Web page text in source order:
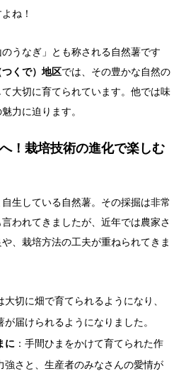
ね！
うなぎ」とも称される自然薯です
くで）地区では、その豊かな自然の
大切に育てられています。他では味
力に迫ります。
！栽培技術の進化で楽しむ
生している自然薯。その採掘は非常
われてきましたが、近年では農家さ
、栽培方法の工夫が重ねられてきま
大切に畑で育てられるようになり、
届けられるようになりました。
に ：手間ひまをかけて育てられた作
強さと、生産者のみなさんの愛情が